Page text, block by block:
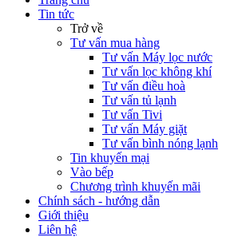
Tin tức
Trở về
Tư vấn mua hàng
Tư vấn Máy lọc nước
Tư vấn lọc không khí
Tư vấn điều hoà
Tư vấn tủ lạnh
Tư vấn Tivi
Tư vấn Máy giặt
Tư vấn bình nóng lạnh
Tin khuyến mại
Vào bếp
Chương trình khuyến mãi
Chính sách - hướng dẫn
Giới thiệu
Liên hệ